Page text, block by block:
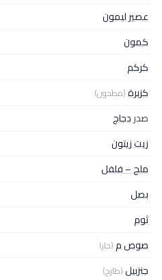
عصير ليمون
كمون
كركم
كزبرة(مطحون)
صدردجاج
زيت زيتون
ملح – فلفل
بصل
ثوم
صوص م(حار)
جنزبيل(طازج)